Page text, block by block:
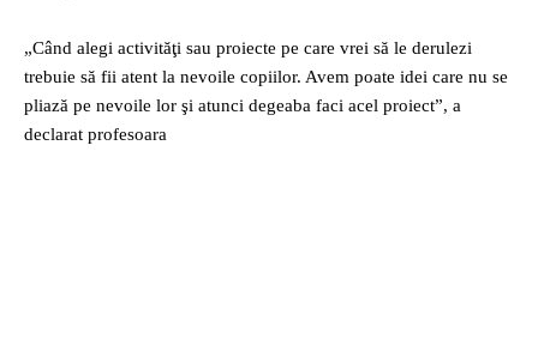
„Când alegi activităţi sau proiecte pe care vrei să le derulezi
trebuie să fii atent la nevoile copiilor. Avem poate idei care nu se
pliază pe nevoile lor şi atunci degeaba faci acel proiect”, a
declarat profesoara